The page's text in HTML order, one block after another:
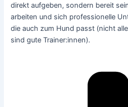
direkt aufgeben, sondern bereit
arbeiten und sich professionelle
die auch zum Hund passt (nicht
sind gute Trainer:innen).